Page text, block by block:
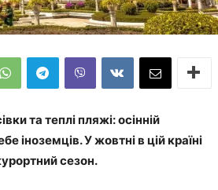
та теплі пляжі: осінній
іноземців. У жовтні в цій країні
сезон.